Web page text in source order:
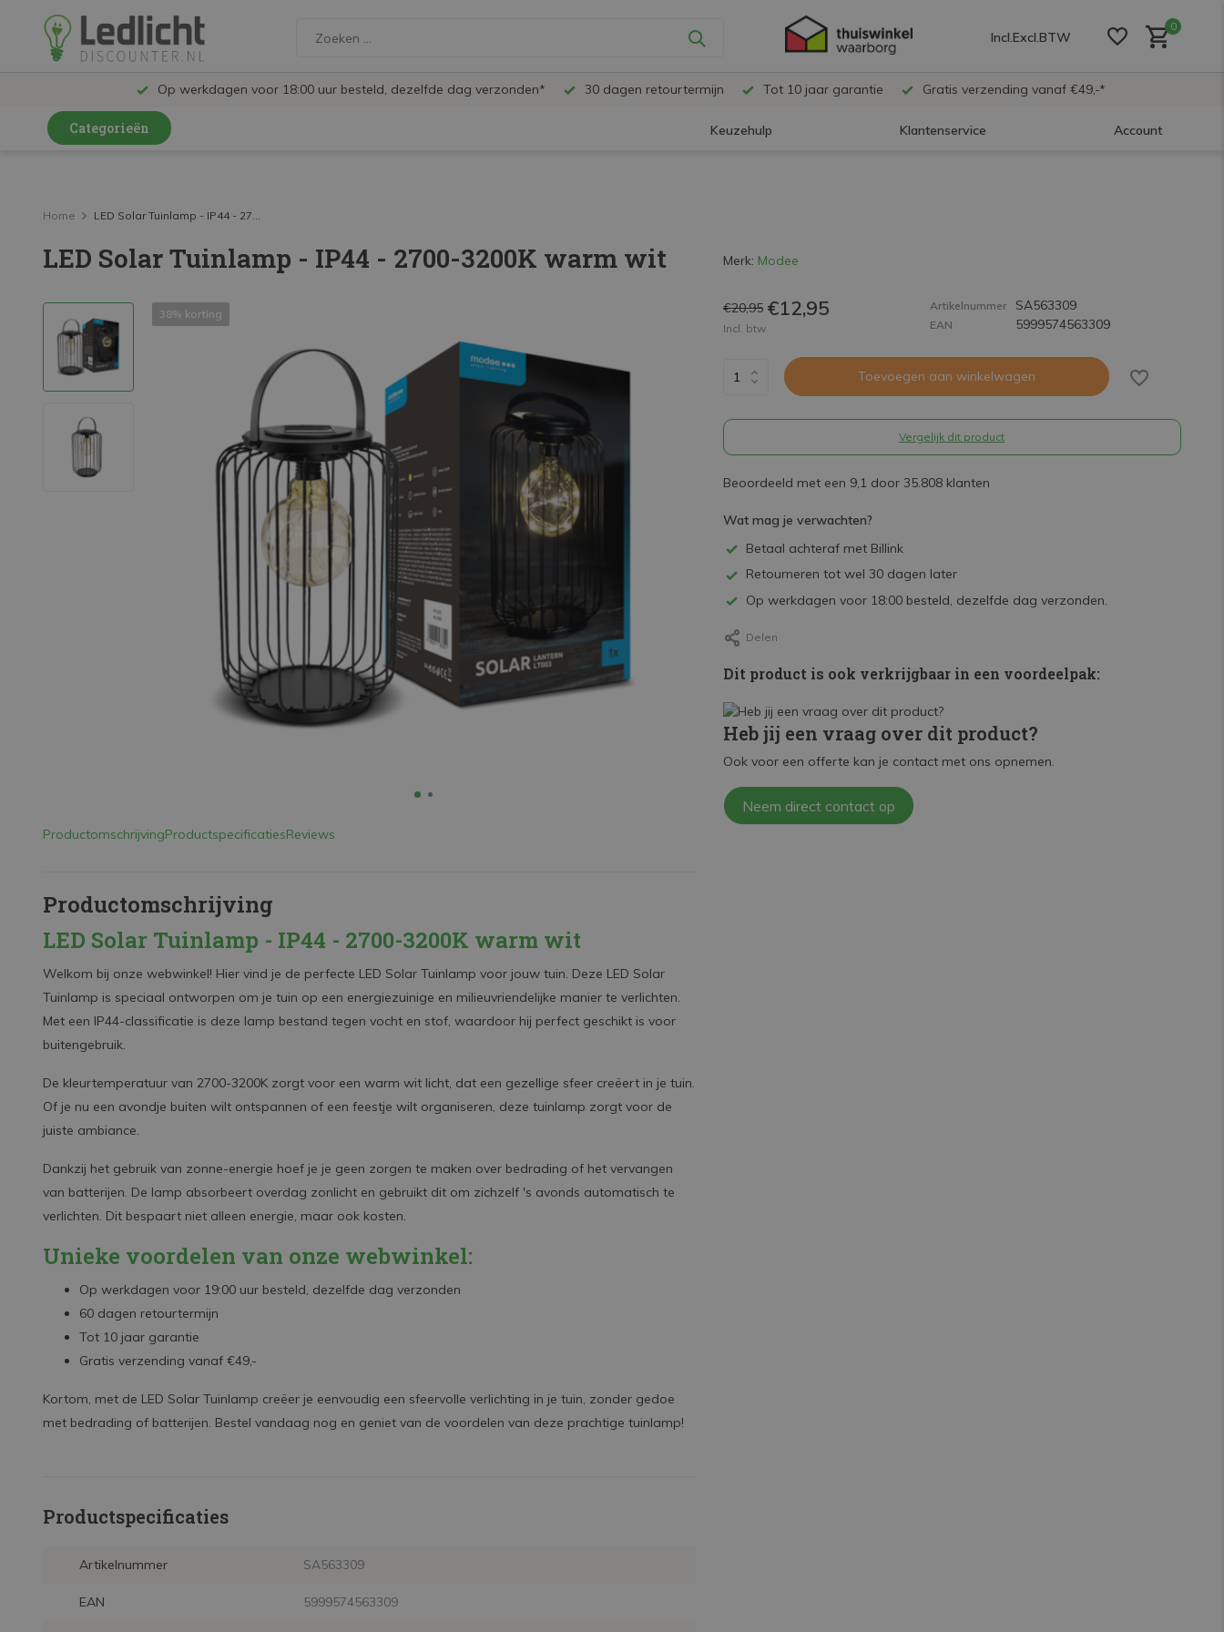
Incl.Excl.BTW
0
Op werkdagen voor 18:00 uur besteld, dezelfde dag verzonden* 30 dagen retourtermijn Tot 10 jaar garantie Gratis verzending vanaf €49,-*
Categorieën Keuzehulp Klantenservice Account
LED Railspots
LED Panelen
LED Plafondlampen en Wandlampen
LED Schijnwerpers
Decoratieve verlichting
Home LED Solar Tuinlamp - IP44 - 27...
LED Solar Tuinlamp - IP44 - 2700-3200K warm wit
38% korting
ProductomschrijvingProductspecificatiesReviews
Productomschrijving
LED Solar Tuinlamp - IP44 - 2700-3200K warm wit
Welkom bij onze webwinkel! Hier vind je de perfecte LED Solar Tuinlamp voor jouw tuin. Deze LED Solar
Tuinlamp is speciaal ontworpen om je tuin op een energiezuinige en milieuvriendelijke manier te verlichten.
Met een IP44-classificatie is deze lamp bestand tegen vocht en stof, waardoor hij perfect geschikt is voor
buitengebruik.
De kleurtemperatuur van 2700-3200K zorgt voor een warm wit licht, dat een gezellige sfeer creëert in je tuin.
Of je nu een avondje buiten wilt ontspannen of een feestje wilt organiseren, deze tuinlamp zorgt voor de
juiste ambiance.
Dankzij het gebruik van zonne-energie hoef je je geen zorgen te maken over bedrading of het vervangen
van batterijen. De lamp absorbeert overdag zonlicht en gebruikt dit om zichzelf 's avonds automatisch te
verlichten. Dit bespaart niet alleen energie, maar ook kosten.
Unieke voordelen van onze webwinkel:
Op werkdagen voor 19:00 uur besteld, dezelfde dag verzonden
60 dagen retourtermijn
Tot 10 jaar garantie
Gratis verzending vanaf €49,-
Kortom, met de LED Solar Tuinlamp creëer je eenvoudig een sfeervolle verlichting in je tuin, zonder gedoe
met bedrading of batterijen. Bestel vandaag nog en geniet van de voordelen van deze prachtige tuinlamp!
Productspecificaties
Artikelnummer SA563309
EAN 5999574563309
Merk: Modee
€20,95 €12,95
Incl. btw
Artikelnummer SA563309
EAN 5999574563309
Toevoegen aan winkelwagen
Vergelijk dit product
Beoordeeld met een 9,1 door 35.808 klanten
Wat mag je verwachten?
Betaal achteraf met Billink
Retourneren tot wel 30 dagen later
Op werkdagen voor 18:00 besteld, dezelfde dag verzonden.
Delen
Dit product is ook verkrijgbaar in een voordeelpak:
Heb jij een vraag over dit product?
Ook voor een offerte kan je contact met ons opnemen.
Neem direct contact op